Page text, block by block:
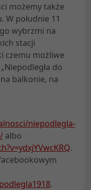
możemy także
W południe 11
wybrzmi na
stacji
czemu możliwe
do
balkonie, na
niepodlegla-
albo
.
.